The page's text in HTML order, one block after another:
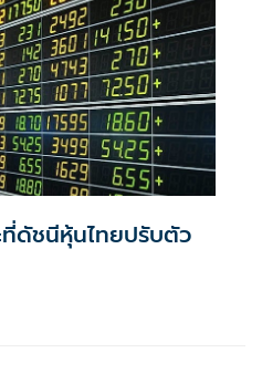
ดัชนีหุ้นไทยปรับตัว